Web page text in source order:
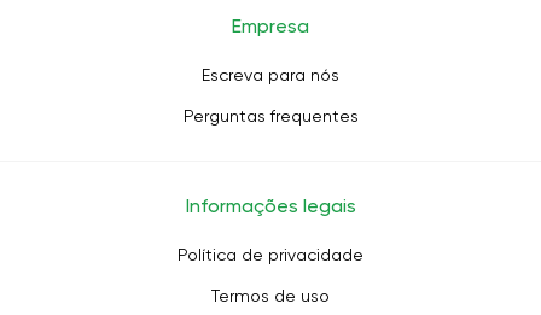
Empresa
Escreva para nós
Perguntas frequentes
Informações legais
Política de privacidade
Termos de uso